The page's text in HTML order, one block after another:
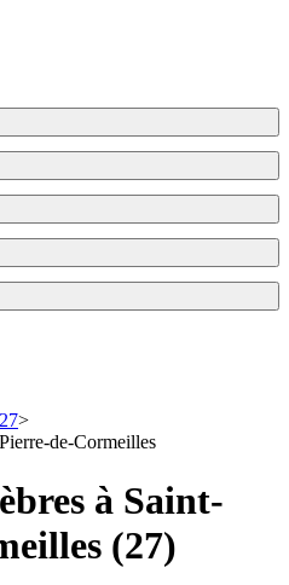
de-Cormeilles
à Saint-
(27)